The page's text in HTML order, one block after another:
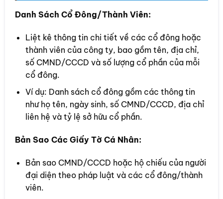
Danh Sách Cổ Đông/Thành Viên:
Liệt kê thông tin chi tiết về các cổ đông hoặc
thành viên của công ty, bao gồm tên, địa chỉ,
số CMND/CCCD và số lượng cổ phần của mỗi
cổ đông.
Ví dụ: Danh sách cổ đông gồm các thông tin
như họ tên, ngày sinh, số CMND/CCCD, địa chỉ
liên hệ và tỷ lệ sở hữu cổ phần.
Bản Sao Các Giấy Tờ Cá Nhân:
Bản sao CMND/CCCD hoặc hộ chiếu của người
đại diện theo pháp luật và các cổ đông/thành
viên.